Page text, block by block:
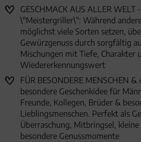
GESCHMACK AUS ALLER WELT
\"Meistergriller\": Während
möglichst viele Sorten setzen,
Gewürzgenuss durch sorgfältig
Mischungen mit Tiefe, Charakter
Wiedererkennungswert
FÜR BESONDERE MENSCHEN
besondere Geschenkidee für
Freunde, Kollegen, Brüder &
Lieblingsmenschen. Perfekt als
Überraschung, Mitbringsel,
besondere Genussmomente